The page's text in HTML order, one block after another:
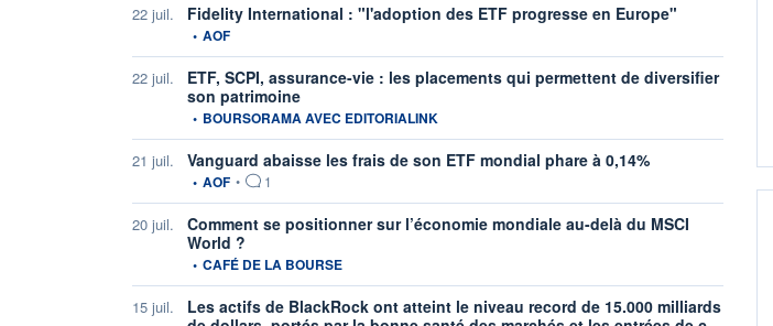
22 juil. Fidelity International : "l'adoption des ETF progresse en Europe"
information fournie par
• AOF
22 juil.
ETF, SCPI, assurance-vie : les placements qui permettent de diversifier
son patrimoine
information fournie par
• BOURSORAMA AVEC EDITORIALINK
21 juil. Vanguard abaisse les frais de son ETF mondial phare à 0,14%
information fournie par
• AOF • 1
20 juil.
Comment se positionner sur l’économie mondiale au-delà du MSCI
World ?
information fournie par
• CAFÉ DE LA BOURSE
15 juil.
Les actifs de BlackRock ont atteint le niveau record de 15.000 milliards